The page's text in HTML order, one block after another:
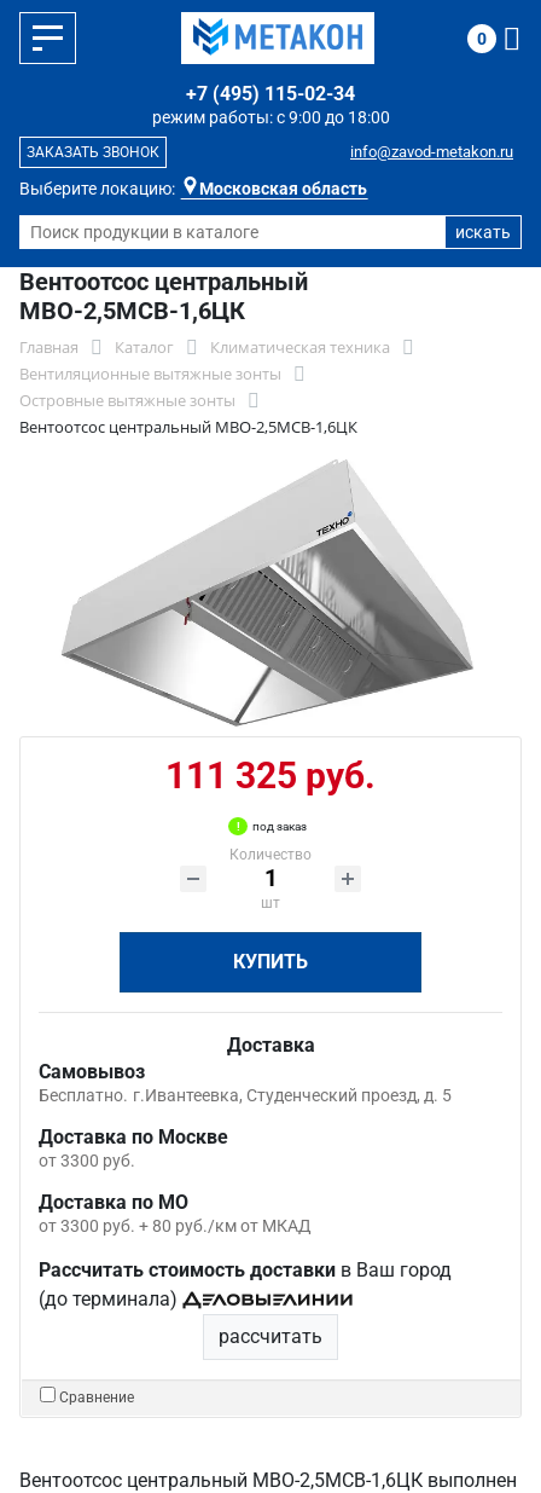
Выберите локацию: Московская область
режим работы: с 9:00 до 18:00
+7 (495) 115-02-34
info@zavod-metakon.ru
ЗАКАЗАТЬ ЗВОНОК
0
Вентоотсос центральный
МВО-2,5МСВ-1,6ЦК
Главная Каталог
Климатическая техника
Вентиляционные вытяжные зонты
Островные вытяжные зонты
Вентоотсос центральный МВО-2,5МСВ-1,6ЦК
111 325 руб.
под заказ
Количество
шт
КУПИТЬ
Доставка
Самовывоз
Бесплатно. г.Ивантеевка, Студенческий проезд, д. 5
Доставка по Москве
от 3300 руб.
Доставка по МО
от 3300 руб. + 80 руб./км от МКАД
Рассчитать стоимость доставки в Ваш город
(до терминала)
рассчитать
Сравнение
Вентоотсос центральный МВО-2,5МСВ-1,6ЦК выполнен